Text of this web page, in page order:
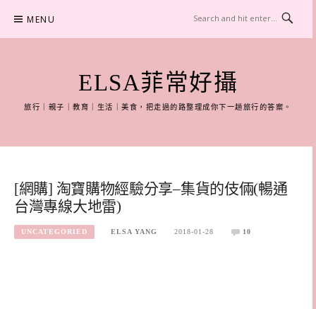
content
MENU
ELSA菲常好攝
旅行｜親子｜教育｜生活｜美食，把走過的路整理成你下一趟旅行的答案。
[網購] 淘寶購物經驗分享–集貨的伎倆(暢通
台灣專線大地雷)
UNCATEGORIED ELSA YANG 2018-01-28 10